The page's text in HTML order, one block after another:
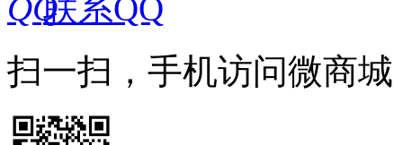
联系QQ
扫一扫，手机访问微商城